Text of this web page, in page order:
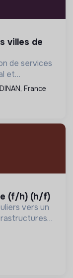
de services
et
pour une
France
(f/h) (h/f)
vers un
les
la